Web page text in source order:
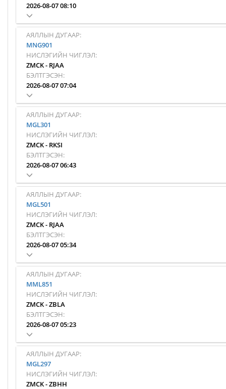
2026-08-07 08:10
АЯЛЛЫН ДУГААР:
MNG901
НИСЛЭГИЙН ЧИГЛЭЛ:
ZMCK- RJAA
БЭЛТГЭСЭН:
2026-08-07 07:04
АЯЛЛЫН ДУГААР:
MGL301
НИСЛЭГИЙН ЧИГЛЭЛ:
ZMCK- RKSI
БЭЛТГЭСЭН:
2026-08-07 06:43
АЯЛЛЫН ДУГААР:
MGL501
НИСЛЭГИЙН ЧИГЛЭЛ:
ZMCK- RJAA
БЭЛТГЭСЭН:
2026-08-07 05:34
АЯЛЛЫН ДУГААР:
MML851
НИСЛЭГИЙН ЧИГЛЭЛ:
ZMCK-ZBLA
БЭЛТГЭСЭН:
2026-08-07 05:23
АЯЛЛЫН ДУГААР:
MGL297
НИСЛЭГИЙН ЧИГЛЭЛ:
ZMCK-ZBHH